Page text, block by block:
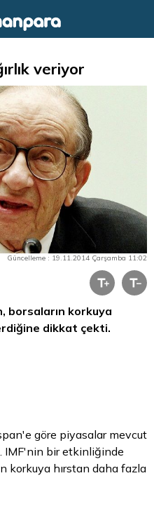
veriyor
Güncelleme : 19.11.2014 Çarşamba 11:02
borsaların korkuya
dikkat çekti.
göre piyasalar mevcut
IMF'nin bir etkinliğinde
korkuya hırstan daha fazla